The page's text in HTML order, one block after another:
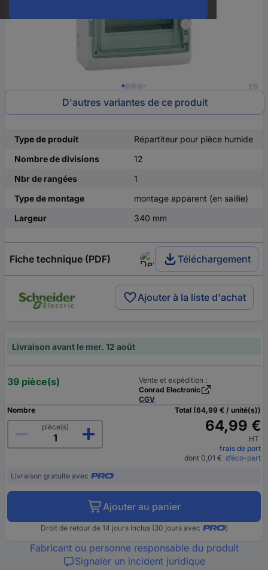
1/9
D'autres variantes de ce produit
Type de produit
Répartiteur pour pièce humide
Nombre de divisions
12
Nbr de rangées
1
Type de montage
montage apparent (en saillie)
Largeur
340 mm
Fiche technique (PDF) Téléchargement
Ajouter à la liste d'achat
Livraison avant le mer. 12 août
39 pièce(s)
Vente et expédition :
Conrad Electronic
CGV
Nombre
pièce(s)
Total (64,99 € / unité(s))
64,99 €
HT
frais de port
dont 0,01 € d’éco-part
Livraison gratuite avec
Ajouter au panier
Droit de retour de 14 jours inclus (30 jours avec )
Fabricant ou personne responsable du produit
Signaler un incident juridique